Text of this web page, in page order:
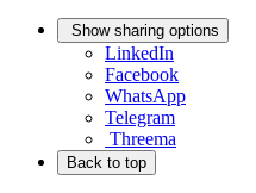
Show sharing options
LinkedIn
Facebook
WhatsApp
Telegram
Threema
Back to top